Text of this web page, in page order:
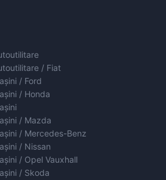
/ Fiat
/ Ford
/ Honda
/ Mazda
/ Mercedes-Benz
/ Nissan
/ Opel Vauxhall
/ Skoda